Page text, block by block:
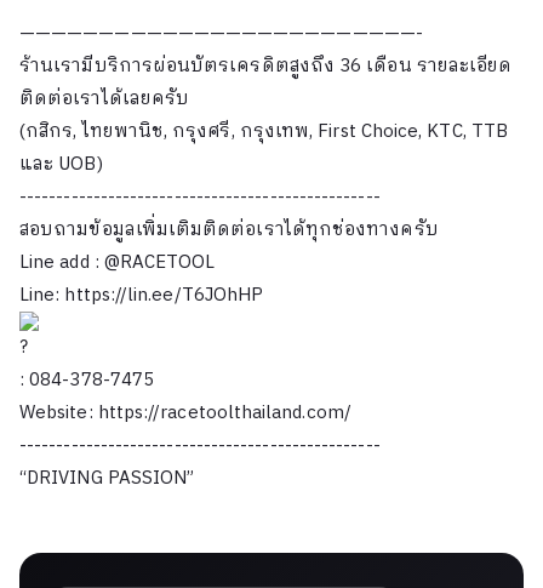
—————————————————————————-
ร้านเรามีบริการผ่อนบัตรเครดิตสูงถึง 36 เดือน รายละเอียด
ติดต่อเราได้เลยครับ
(กสิกร, ไทยพานิช, กรุงศรี, กรุงเทพ, First Choice, KTC, TTB
และ UOB)
-------------------------------------------------
สอบถามข้อมูลเพิ่มเติมติดต่อเราได้ทุกช่องทางครับ
Line add : @RACETOOL
Line: https://lin.ee/T6JOhHP
: 084-378-7475
Website: https://racetoolthailand.com/
-------------------------------------------------
“DRIVING PASSION”